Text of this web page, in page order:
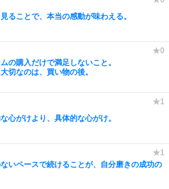
ることで、本当の感動が味わえる。
の購入だけで満足しないこと。
切なのは、買い物の後。
心がけより、具体的な心がけ。
いペースで続けることが、自分磨きの成功の